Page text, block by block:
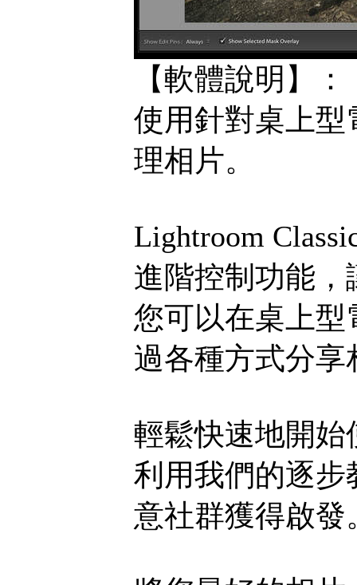
【軟體說明】：
使用針對桌上
理相片。
Lightroom
進階控制功能
您可以在桌上
過各種方式分享
輕鬆快速地開始
利用我們的逐
意社群獲得啟發